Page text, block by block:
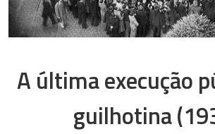
A última execução
guilhotina